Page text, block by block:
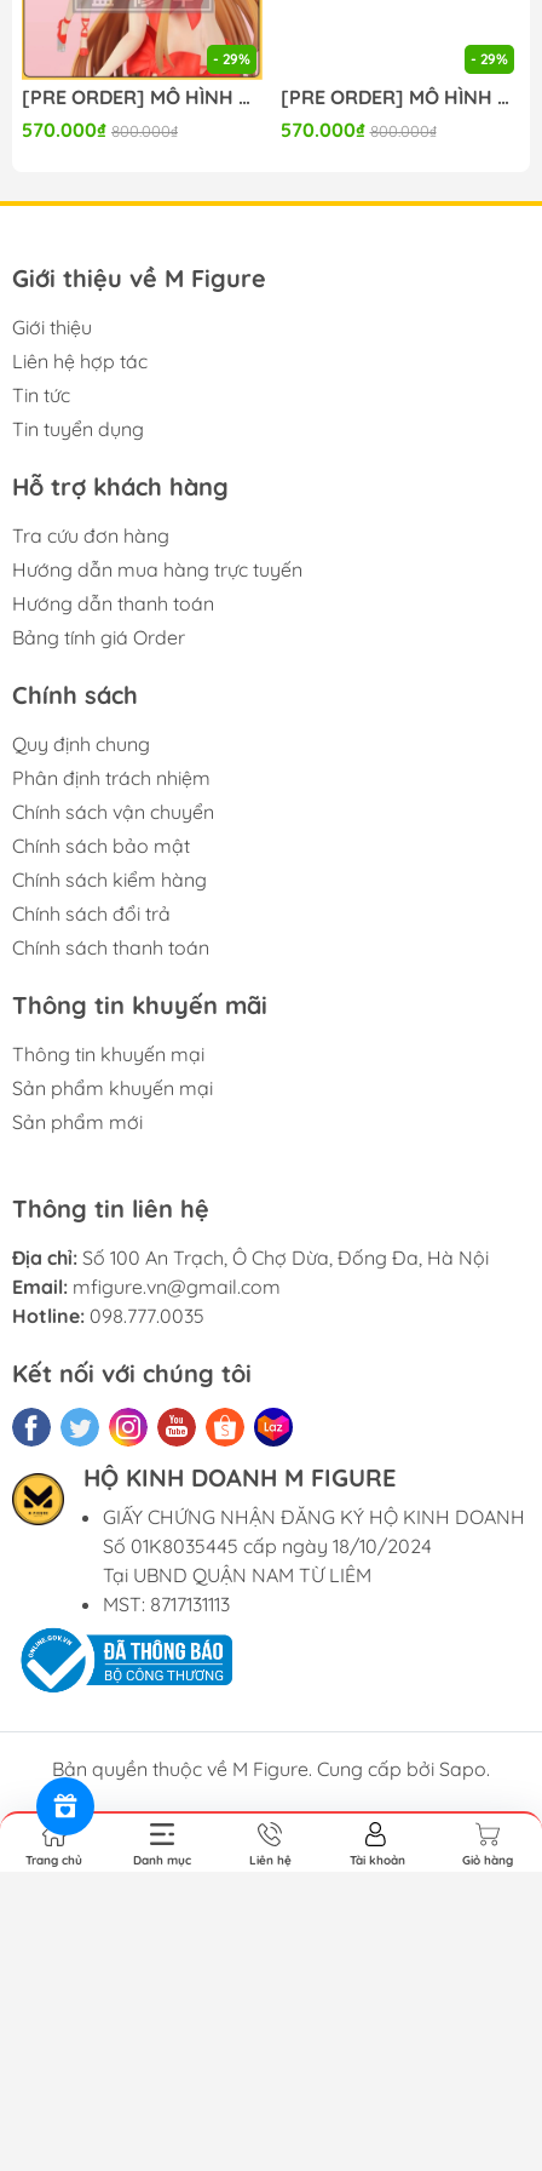
- 29%
[PRE ORDER] MÔ HÌNH Sword Art Online - Asuna - BiCute Ribbons (FuRyu) FIGURE CHÍNH HÃNG
570.000₫ 800.000₫
- 29%
[PRE ORDER] MÔ HÌNH Boku no Hero Academia The Movie: You're Next - Midoriya Izuku (FuRyu) FIGURE CHÍNH HÃNG
570.000₫ 800.000₫
Giới thiệu về M Figure
Giới thiệu
Liên hệ hợp tác
Tin tức
Tin tuyển dụng
Hỗ trợ khách hàng
Tra cứu đơn hàng
Hướng dẫn mua hàng trực tuyến
Hướng dẫn thanh toán
Bảng tính giá Order
Chính sách
Quy định chung
Phân định trách nhiệm
Chính sách vận chuyển
Chính sách bảo mật
Chính sách kiểm hàng
Chính sách đổi trả
Chính sách thanh toán
Thông tin khuyến mãi
Thông tin khuyến mại
Sản phẩm khuyến mại
Sản phẩm mới
Thông tin liên hệ
Địa chỉ: Số 100 An Trạch, Ô Chợ Dừa, Đống Đa, Hà Nội
Email: mfigure.vn@gmail.com
Hotline: 098.777.0035
Kết nối với chúng tôi
HỘ KINH DOANH M FIGURE
GIẤY CHỨNG NHẬN ĐĂNG KÝ HỘ KINH DOANH
Số 01K8035445 cấp ngày 18/10/2024
Tại UBND QUẬN NAM TỪ LIÊM
MST: 8717131113
Bản quyền thuộc về M Figure. Cung cấp bởi Sapo.
Trang chủ Danh mục Liên hệ Tài khoản Giỏ hàng